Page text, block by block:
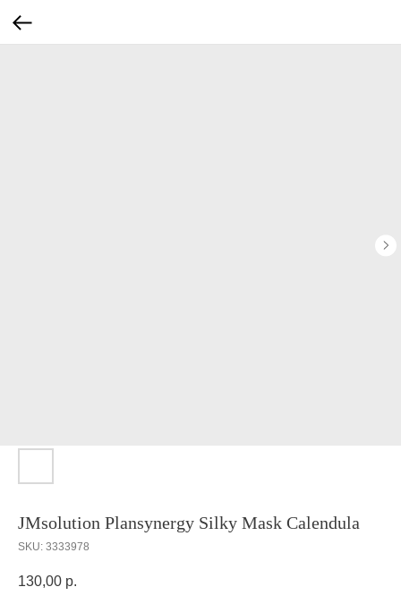
JMsolution Plansynergy Silky Mask Calendula
SKU: 3333978
130,00 р.